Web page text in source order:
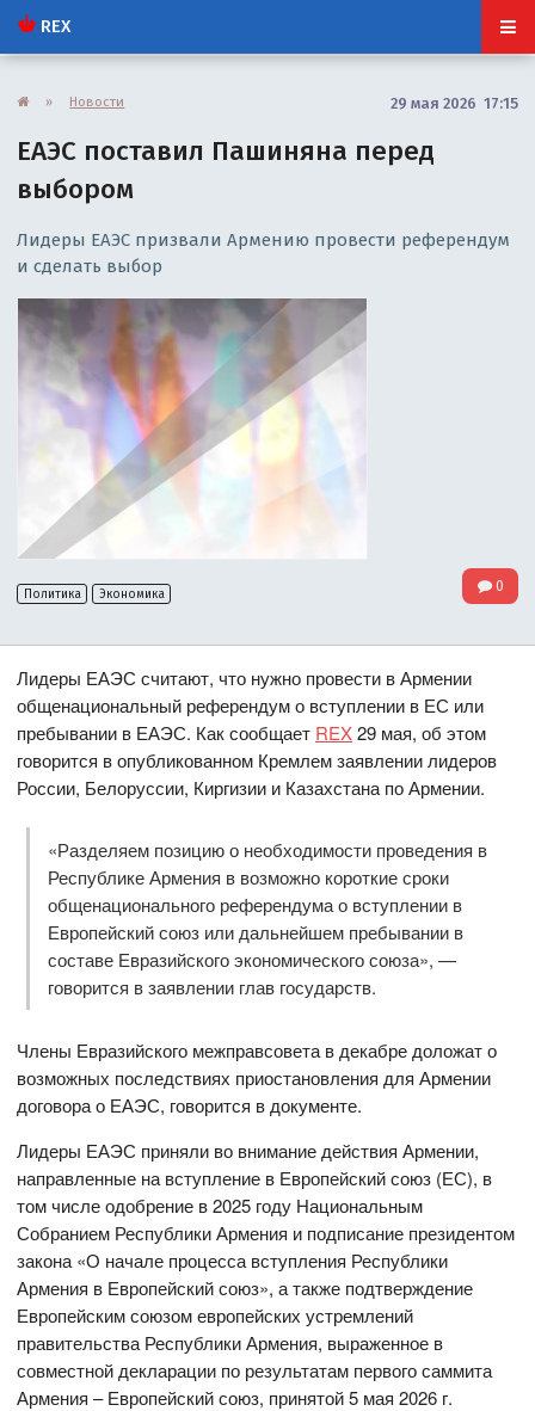
REX
» Новости 29 мая 2026 17:15
ЕАЭС поставил Пашиняна перед
выбором
Лидеры ЕАЭС призвали Армению провести референдум
и сделать выбор
Политика Экономика 0
Лидеры ЕАЭС считают, что нужно провести в Армении
общенациональный референдум о вступлении в ЕС или
пребывании в ЕАЭС. Как сообщает REX29 мая, об этом
говорится в опубликованном Кремлем заявлении лидеров
России, Белоруссии, Киргизии и Казахстана по Армении.
«Разделяем позицию о необходимости проведения в
Республике Армения в возможно короткие сроки
общенационального референдума о вступлении в
Европейский союз или дальнейшем пребывании в
составе Евразийского экономического союза», —
говорится в заявлении глав государств.
Члены Евразийского межправсовета в декабре доложат о
возможных последствиях приостановления для Армении
договора о ЕАЭС, говорится в документе.
Лидеры ЕАЭС приняли во внимание действия Армении,
направленные на вступление в Европейский союз (ЕС), в
том числе одобрение в 2025 году Национальным
Собранием Республики Армения и подписание президентом
закона «О начале процесса вступления Республики
Армения в Европейский союз», а также подтверждение
Европейским союзом европейских устремлений
правительства Республики Армения, выраженное в
совместной декларации по результатам первого саммита
Армения – Европейский союз, принятой 5 мая 2026 г.